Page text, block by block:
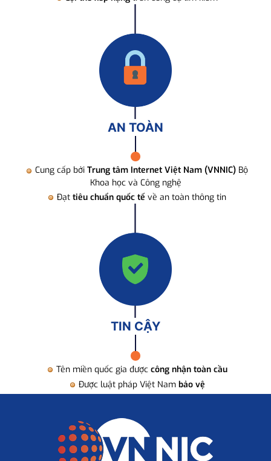
AN TOÀN
Cung cấp bởi Trung tâm Internet Việt Nam (VNNIC) Bộ
Khoa học và Công nghệ
Đạt tiêu chuẩn quốc tế về an toàn thông tin
TIN CẬY
Tên miền quốc gia được công nhận toàn cầu
Được luật pháp Việt Nam bảo vệ